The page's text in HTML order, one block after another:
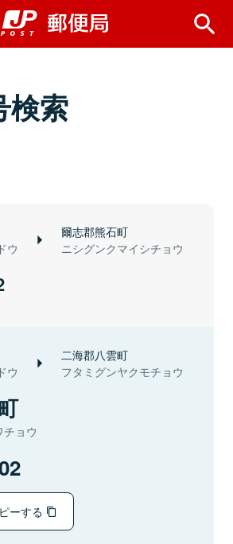
検索
ウ
爾志郡熊石町
ニシグンクマイシチョウ
ウ
二海郡八雲町
フタミグンヤクモチョウ
ョウ
ーする